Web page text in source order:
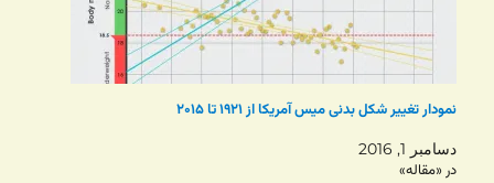
نمودار تغییر شکل بدنی میس آمریکا از ۱۹۲۱ تا ۲۰۱۵
دسامبر 1, 2016
در «مقاله»